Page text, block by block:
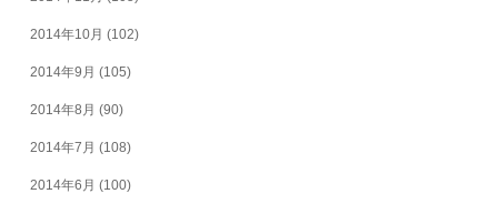
2014年10月 (102)
2014年9月 (105)
2014年8月 (90)
2014年7月 (108)
2014年6月 (100)